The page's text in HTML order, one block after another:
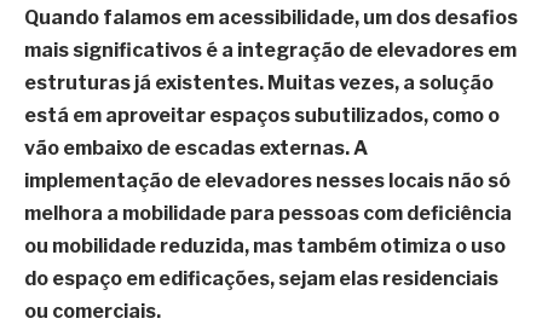
Quando falamos em acessibilidade, um dos desafios
mais significativos é a integração de elevadores em
estruturas já existentes. Muitas vezes, a solução
está em aproveitar espaços subutilizados, como o
vão embaixo de escadas externas. A
implementação de elevadores nesses locais não só
melhora a mobilidade para pessoas com deficiência
ou mobilidade reduzida, mas também otimiza o uso
do espaço em edificações, sejam elas residenciais
ou comerciais.